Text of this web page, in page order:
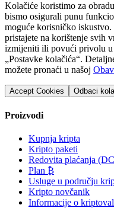
Kolačiće koristimo za
bismo osigurali punu
moguće korisničko
pristajete na korištenje svih
izmijeniti ili povući privolu
„Postavke kolačića“.
možete pronaći u našoj
Accept Cookies Odbaci
Proizvodi
Kupnja kripta
Kripto paketi
Redovita plaćanja
Plan ₿
Usluge u području
Kripto novčanik
Informacije o